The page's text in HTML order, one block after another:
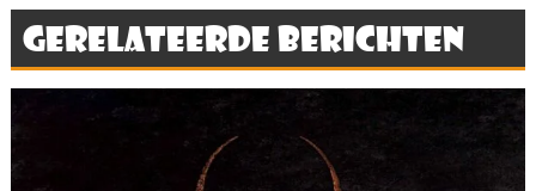
Gerelateerde berichten